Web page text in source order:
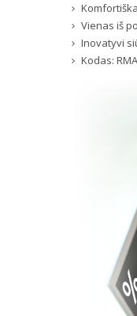
Vienas iš
Inovatyvi
Kodas: